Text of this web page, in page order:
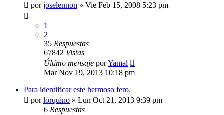
porjoselennon » Vie Feb 15, 2008 5:23 pm
1
2
35 Respuestas
67842 Vistas
Último mensaje porYamal
Mar Nov 19, 2013 10:18 pm
Para identificar este hermoso fero.
porlorquino » Lun Oct 21, 2013 9:39 pm
6 Respuestas